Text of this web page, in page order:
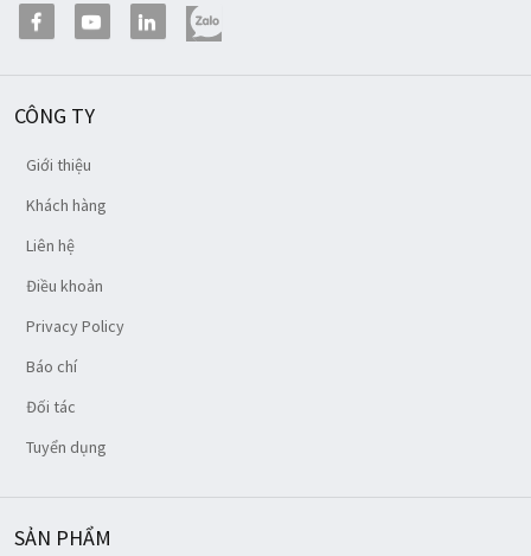
CÔNG TY
Giới thiệu
Khách hàng
Liên hệ
Điều khoản
Privacy Policy
Báo chí
Đối tác
Tuyển dụng
SẢN PHẨM